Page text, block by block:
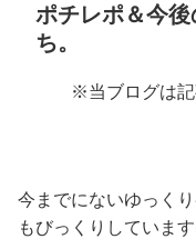
ポチレポ＆今
ち。
※当ブログは
今までにないゆっく
もびっくりしていま